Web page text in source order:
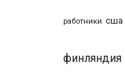
работники сша
финляндия